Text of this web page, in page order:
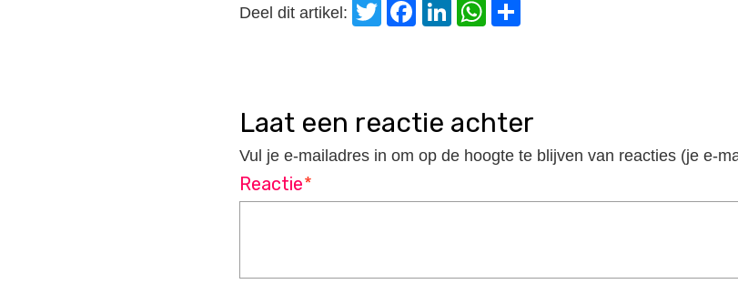
Deel dit artikel: Twitter
Facebook
LinkedIn
WhatsApp
laat een reactie achter
Vul je e-mailadres in om op de hoogte te blijven van reacties (je e-
Reactie*